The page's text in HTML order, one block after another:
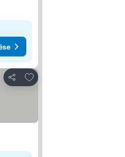
Megosztás
Hozzáadás a kedvencekhez